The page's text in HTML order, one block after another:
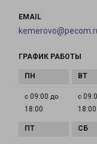
EMAIL
ГРАФИК РАБОТЫ
с 09:00 до
18:00
с
18:00